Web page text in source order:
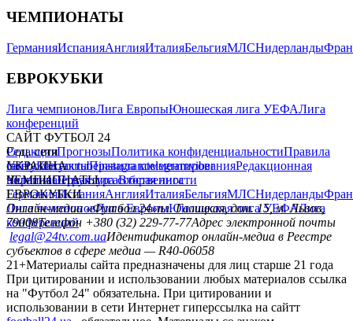
ЧЕМПИОНАТЫ
ГерманияИспанияАнглияИталияБельгияМЛСНидерланды
ЕВРОКУБКИ
Лига чемпионовЛига ЕвропыЮношеская лига УЕФАЛига
конференций
САЙТ ФУТБОЛ 24
РедакцияПрогнозыПолитика конфиденциальностиПравила
сайтуКонтактыПравила комментированияРедакционная
политикаСтруктура собственности
Соц. сети
facebookxyoutubeinstagramtelegramviber
УКРАИНА
УкраинаПервая лигаВторая лига
ЧЕМПИОНАТЫ
ГерманияИспанияАнглияИталияБельгияМЛСНидерланды
ЕВРОКУБКИ
Лига чемпионовЛига ЕвропыЮношеская лига УЕФАЛига
конференций
Онлайн-медиа «Футбол 24»пл. Галицкая, дом. 15, м. Львов,
79008Телефон +380 (32) 229-77-77Адрес электронной почты
legal@24tv.com.uaИдентификатор онлайн-медиа в Реестре
субъектов в сфере медиа — R40-06058
21+Материалы сайта предназначены для лиц старше 21 года
При цитировании и использовании любых материалов ссылка
на "Футбол 24" обязательна. При цитировании и
использовании в сети Интернет гиперссылка на сайтт